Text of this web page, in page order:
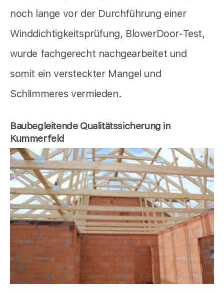
noch lange vor der Durchführung einer
Winddichtigkeitsprüfung, BlowerDoor-Test,
wurde fachgerecht nachgearbeitet und
somit ein versteckter Mangel und
Schlimmeres vermieden.
Baubegleitende Qualitätssicherung in
Kummerfeld